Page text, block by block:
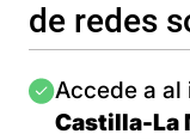
de redes
Imagen
Accede a al
Castilla-La